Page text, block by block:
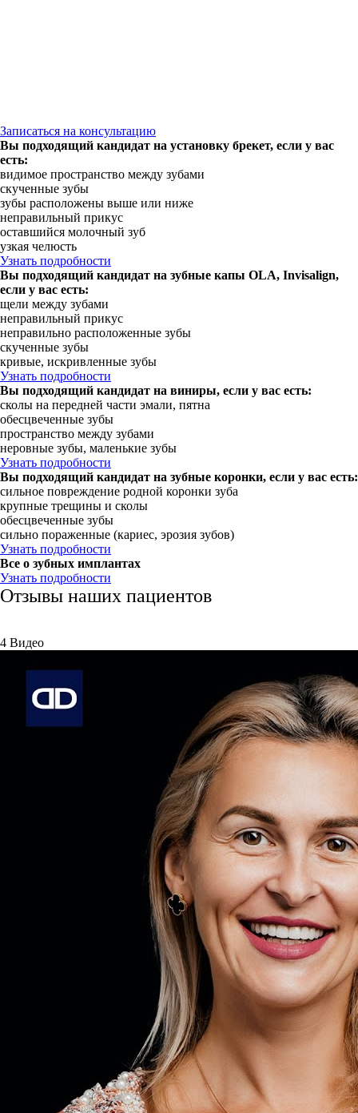
Записаться на консультацию
Вы подходящий кандидат на установку брекет, если у вас
есть:
видимое пространство между зубами
скученные зубы
зубы расположены выше или ниже
неправильный прикус
оставшийся молочный зуб
узкая челюсть
Узнать подробности
Вы подходящий кандидат на зубные капы OLA, Invisalign,
если у вас есть:
щели между зубами
неправильный прикус
неправильно расположенные зубы
скученные зубы
кривые, искривленные зубы
Узнать подробности
Вы подходящий кандидат на виниры, если у вас есть:
сколы на передней части эмали, пятна
обесцвеченные зубы
пространство между зубами
неровные зубы, маленькие зубы
Узнать подробности
Вы подходящий кандидат на зубные коронки, если у вас есть:
сильное повреждение родной коронки зуба
крупные трещины и сколы
обесцвеченные зубы
сильно пораженные (кариес, эрозия зубов)
Узнать подробности
Все о зубных имплантах
Узнать подробности
Отзывы наших пациентов
4 Видео